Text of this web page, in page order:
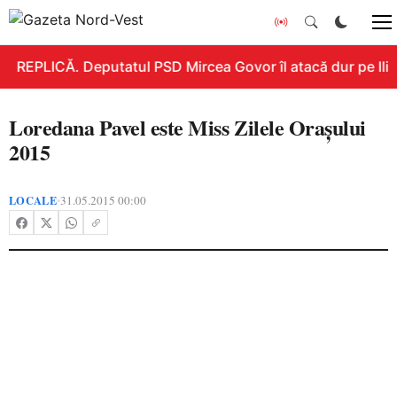
REPLICĂ. Deputatul PSD Mircea Govor îl atacă dur pe
Loredana Pavel este Miss Zilele Oraşului
2015
LOCALE•31.05.2015 00:00